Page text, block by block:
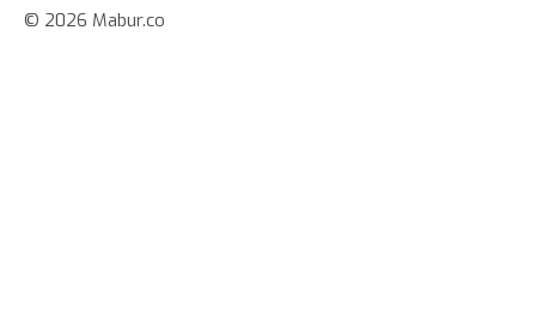
© 2026 Mabur.co